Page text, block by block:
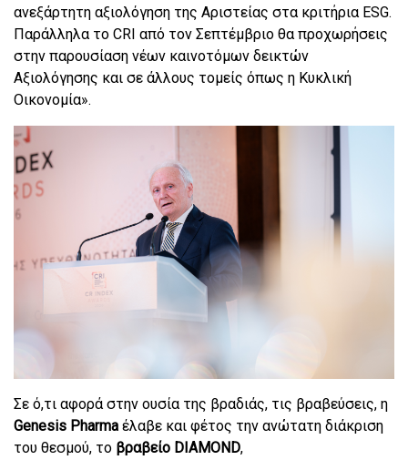
ανεξάρτητη αξιολόγηση της Αριστείας στα κριτήρια ESG.
Παράλληλα τo CRI από τον Σεπτέμβριο θα προχωρήσεις
στην παρουσίαση νέων καινοτόμων δεικτών
Αξιολόγησης και σε άλλους τομείς όπως η Κυκλική
Οικονομία».
Σε ό,τι αφορά στην ουσία της βραδιάς, τις βραβεύσεις, η
Genesis Pharma έλαβε και φέτος την ανώτατη διάκριση
του θεσμού, το βραβείο DIAMOND,